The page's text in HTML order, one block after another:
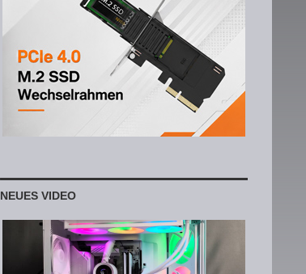
NEUES VIDEO